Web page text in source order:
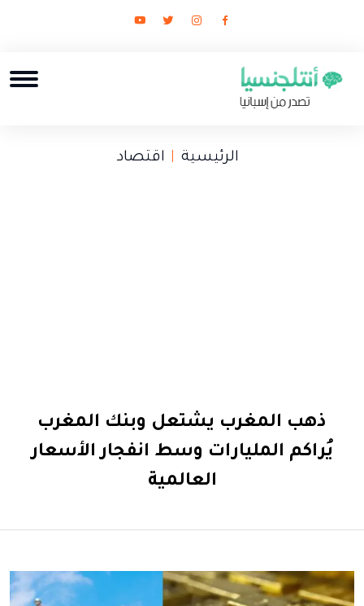
الرئيسية اقتصاد
ذهب المغرب يشتعل وبنك المغرب
يُراكم المليارات وسط انفجار الأسعار
العالمية